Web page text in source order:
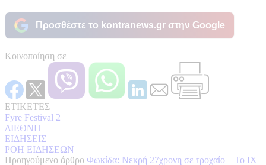
Προσθέστε το kontranews.gr στην Google
Κοινοποίηση σε
ΕΤΙΚΕΤΕΣ
Fyre Festival 2
ΔΙΕΘΝΗ
ΕΙΔΗΣΕΙΣ
ΡΟΗ ΕΙΔΗΣΕΩΝ
Προηγούμενο άρθρο Φωκίδα: Νεκρή 27χρονη σε τροχαίο – Το ΙΧ